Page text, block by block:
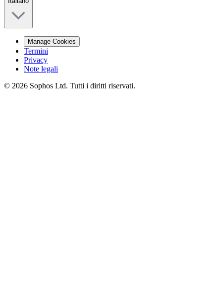
Manage Cookies
Termini
Privacy
Note legali
© 2026 Sophos Ltd. Tutti i diritti riservati.